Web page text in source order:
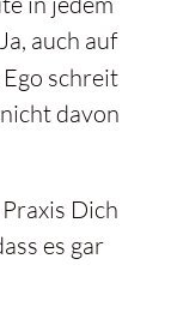
Menschen, dem Du begegnest. Ja, auch auf
Ego schreit
davon
Dich
es gar